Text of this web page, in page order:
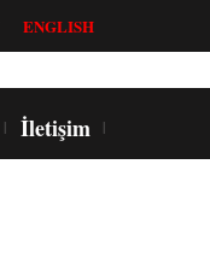
ENGLISH
İletişim